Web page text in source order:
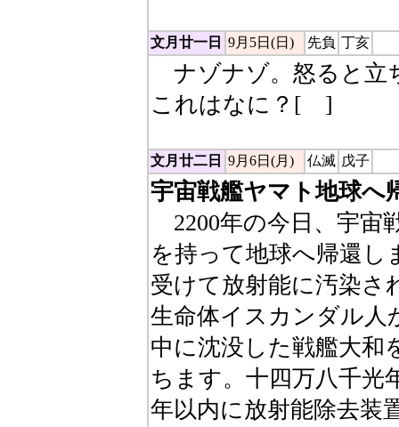
文月廿一日 9月5日(日) 先負 丁亥
ナゾナゾ。怒ると立
これはなに？[
]
文月廿二日 9月6日(月) 仏滅 戊子
宇宙戦艦ヤマト地球へ
2200年の今日、宇宙
を持って地球へ帰還し
受けて放射能に汚染さ
生命体イスカンダル人
中に沈没した戦艦大和
ちます。十四万八千光
年以内に放射能除去装